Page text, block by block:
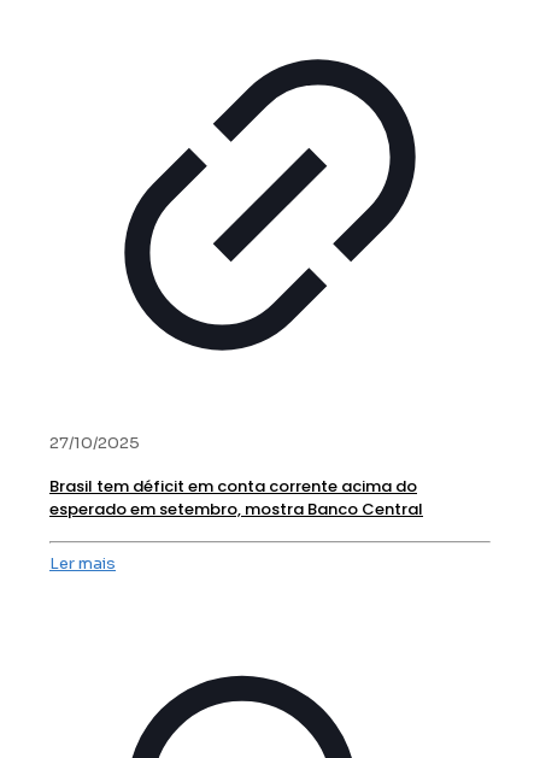
27/10/2025
Brasil tem déficit em conta corrente acima do
esperado em setembro, mostra Banco Central
Ler mais